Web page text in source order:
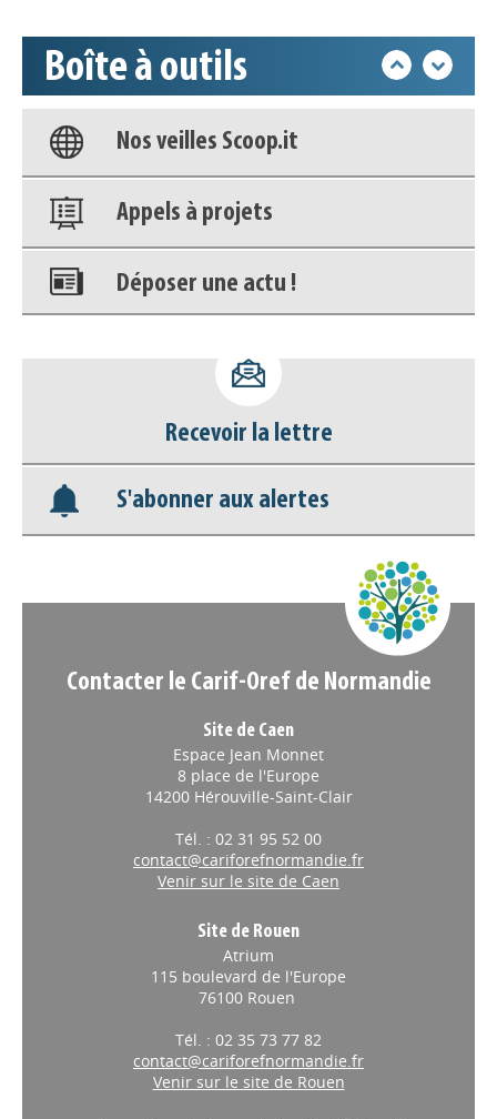
Boîte à outils
Base documentaire
Nos veilles Scoop.it
Appels à projets
Déposer une actu !
déconnecter)
Base documentaire
Nos veilles Scoop.it
Recevoir la lettre
S'abonner aux alertes
Contacter le Carif-Oref de Normandie
Site de Caen
Espace Jean Monnet
8 place de l'Europe
14200 Hérouville-Saint-Clair
Tél. : 02 31 95 52 00
contact@cariforefnormandie.fr
Venir sur le site de Caen
Site de Rouen
Atrium
115 boulevard de l'Europe
76100 Rouen
Tél. : 02 35 73 77 82
contact@cariforefnormandie.fr
Venir sur le site de Rouen